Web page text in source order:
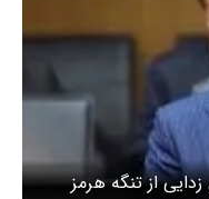
از تنگه هرمز